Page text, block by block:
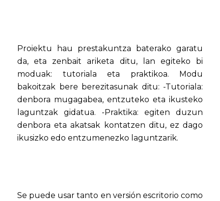
Proiektu hau prestakuntza baterako garatu
da, eta zenbait ariketa ditu, lan egiteko bi
moduak: tutoriala eta praktikoa. Modu
bakoitzak bere berezitasunak ditu: -Tutoriala:
denbora mugagabea, entzuteko eta ikusteko
laguntzak gidatua. -Praktika: egiten duzun
denbora eta akatsak kontatzen ditu, ez dago
ikusizko edo entzumenezko laguntzarik.
Se puede usar tanto en versión escritorio como